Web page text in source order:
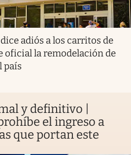
adiós a los carritos de
oficial la remodelación de
país
y definitivo |
el ingreso a
que portan este